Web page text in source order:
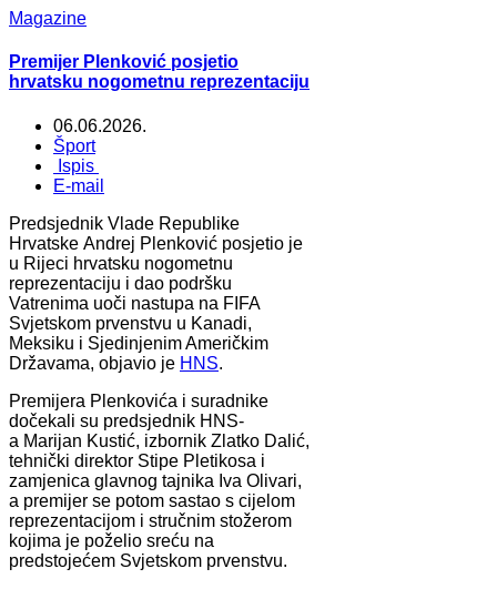
Magazine
Premijer Plenković posjetio
hrvatsku nogometnu reprezentaciju
06.06.2026.
Šport
Ispis
E-mail
Predsjednik Vlade Republike
Hrvatske Andrej Plenković posjetio je
u Rijeci hrvatsku nogometnu
reprezentaciju i dao podršku
Vatrenima uoči nastupa na FIFA
Svjetskom prvenstvu u Kanadi,
Meksiku i Sjedinjenim Američkim
Državama, objavio je HNS.
Premijera Plenkovića i suradnike
dočekali su predsjednik HNS-
a Marijan Kustić, izbornik Zlatko Dalić,
tehnički direktor Stipe Pletikosa i
zamjenica glavnog tajnika Iva Olivari,
a premijer se potom sastao s cijelom
reprezentacijom i stručnim stožerom
kojima je poželio sreću na
predstojećem Svjetskom prvenstvu.